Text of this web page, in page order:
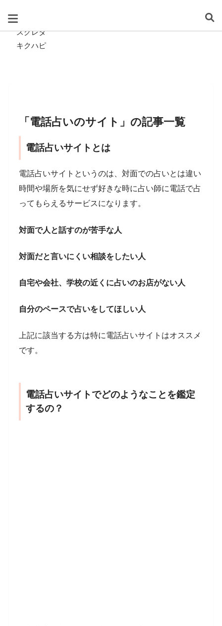
スグレタ
キクハピ
「電話占いのサイト」の記事一覧
電話占いサイトとは
電話占いサイトというのは、対面での占いとは違い
時間や場所を気にせず好きな時に占い師に電話で占
ってもらえるサービスになります。
対面で人と話すのが苦手な人
対面だと言いにくい相談をしたい人
自宅や会社、学校の近くに占いのお店がない人
自分のペースで占いをしてほしい人
上記に該当する方は特に電話占いサイトはオススメ
です。
電話占いサイトでどのようなことを鑑定
するの？